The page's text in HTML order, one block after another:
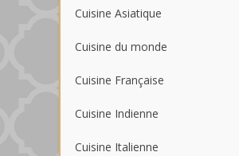
Cuisine Asiatique
Cuisine du monde
Cuisine Française
Cuisine Indienne
Cuisine Italienne